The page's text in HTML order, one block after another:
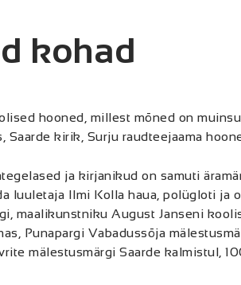
kohad
hooned, millest mõned on
Saarde kirik, Surju raudteejaama
ja kirjanikud on samuti
luuletaja Ilmi Kolla haua, polügloti ja
maalikunstniku August Janseni
Punapargi Vabadussõja
mälestusmärgi Saarde kalmistul,